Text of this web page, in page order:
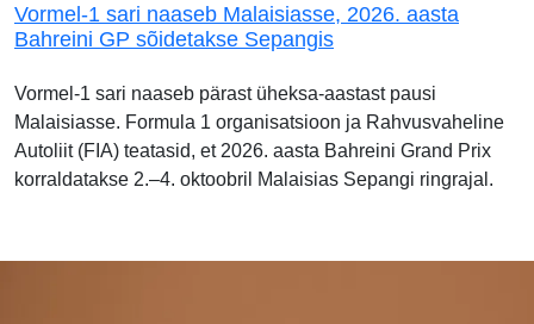
Vormel-1 sari naaseb Malaisiasse, 2026. aasta
Bahreini GP sõidetakse Sepangis
Vormel-1 sari naaseb pärast üheksa-aastast pausi
Malaisiasse. Formula 1 organisatsioon ja Rahvusvaheline
Autoliit (FIA) teatasid, et 2026. aasta Bahreini Grand Prix
korraldatakse 2.–4. oktoobril Malaisias Sepangi ringrajal.